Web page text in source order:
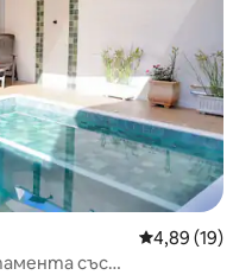
Средна
4,89 (19)
със